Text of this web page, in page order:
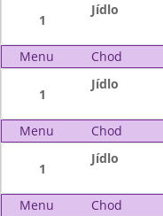
1
Jídlo
Menu Chod
1
Jídlo
Menu Chod
1
Jídlo
Menu Chod